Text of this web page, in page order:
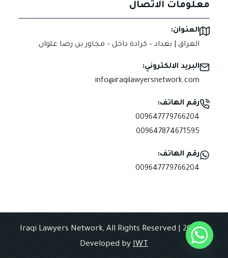
معلومات الاتصال
العنوان:
العراق | بغداد – كرادة داخل – مجاور بن رضا علوان.
البريد الالكتروني:
info@iraqilawyersnetwork.com
رقم الهاتف:
009647779766204
009647874671595
رقم الهاتف:
009647779766204
© 2025 Iraqi Lawyers Network, All Rights Reserved |
Developed by IWT